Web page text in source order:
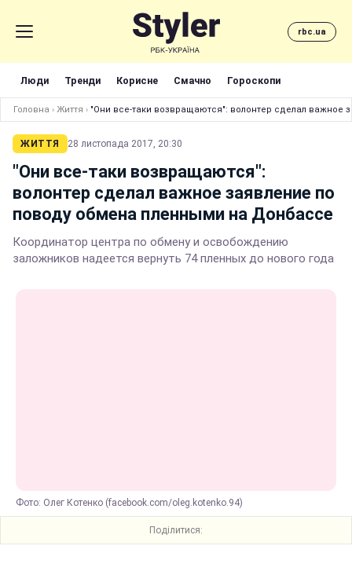
rbc.ua
Люди Тренди Корисне Смачно Гороскопи
Головна › Життя › "Они все-таки возвращаются": волонтер сделал
ЖИТТЯ 28 листопада 2017, 20:30
"Они все-таки возвращаются":
волонтер сделал важное заявление по
поводу обмена пленными на Донбассе
Координатор центра по обмену и освобождению
заложников надеется вернуть 74 пленных до нового года
Фото: Олег Котенко (facebook.com/oleg.kotenko.94)
Поділитися: